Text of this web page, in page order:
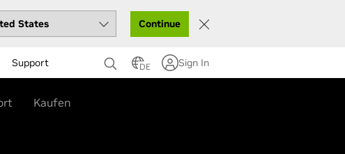
Continue
Support DE Sign In
Kaufen